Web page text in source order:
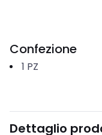
Confezione
1 PZ
Dettaglio